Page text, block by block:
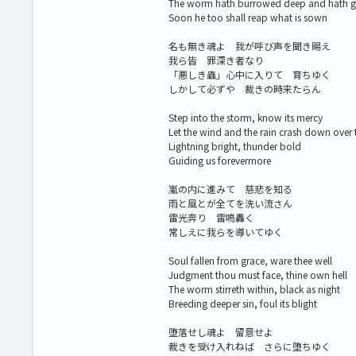
The worm hath burrowed deep and hath
Soon he too shall reap what is sown
名も無き魂よ 我が呼び声を聞き賜え
我ら皆 罪深き者なり
「悪しき蟲」心中に入りて 育ちゆく
しかして必ずや 裁きの時来たらん
Step into the storm, know its mercy
Let the wind and the rain crash down over
Lightning bright, thunder bold
Guiding us forevermore
嵐の内に進みて 慈悲を知る
雨と風とが全てを洗い流さん
雷光奔り 雷鳴轟く
常しえに我らを導いてゆく
Soul fallen from grace, ware thee well
Judgment thou must face, thine own hell
The worm stirreth within, black as night
Breeding deeper sin, foul its blight
堕落せし魂よ 留意せよ
裁きを受け入れねば さらに堕ちゆく